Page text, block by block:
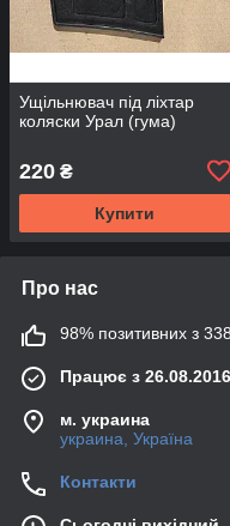
Ущільнювач під ліхтар
коляски Урал (гума)
220 ₴
Купити
Про нас
98% позитивних з 338
Працює з 26.08.2016
м. украина
украина, Україна
Контакти